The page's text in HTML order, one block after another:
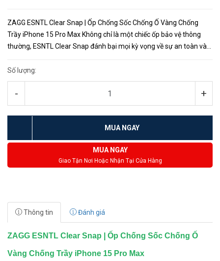
ZAGG ESNTL Clear Snap | Ốp Chống Sốc Chống Ố Vàng Chống
Trầy iPhone 15 Pro Max Không chỉ là một chiếc ốp bảo vệ thông
thường, ESNTL Clear Snap đánh bại mọi kỳ vọng về sự an toàn và
Số lượng:
- +
MUA NGAY
MUA NGAY
Giao Tận Nơi Hoặc Nhận Tại Cửa Hàng
Thông tin Đánh giá
ZAGG ESNTL Clear Snap | Ốp Chống Sốc Chống Ố
Vàng Chống Trầy iPhone 15 Pro Max